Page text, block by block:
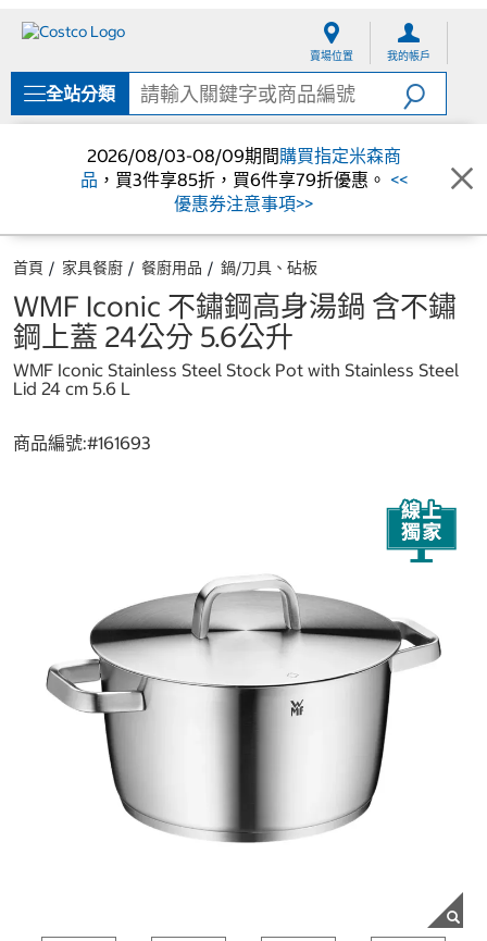
單
賣場位置 我的帳戶
全站分類
2026/08/03-08/09期間購買指定米森商
品 ，買3件享85折，買6件享79折優惠。 <<
優惠券注意事項>>
首頁 家具餐廚 餐廚用品 鍋/刀具、砧板
WMF Iconic 不鏽鋼高身湯鍋 含不鏽
鋼上蓋 24公分 5.6公升
WMF Iconic Stainless Steel Stock Pot with Stainless Steel
Lid 24 cm 5.6 L
商品編號:#161693